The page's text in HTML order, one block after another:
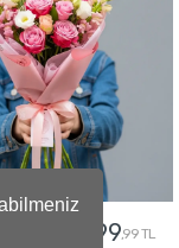
2499,99 TL